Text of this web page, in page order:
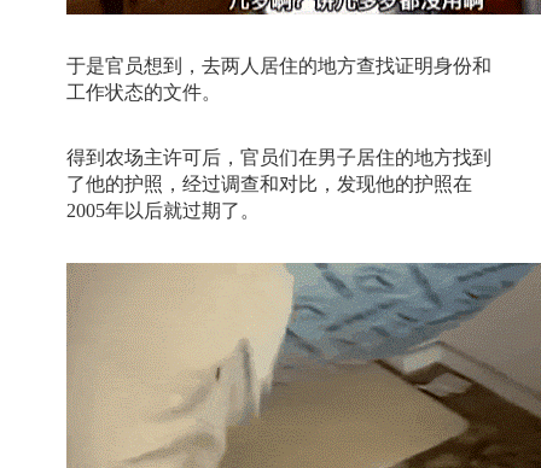
于是官员想到，去两人居住的地方查找证明身份和
工作状态的文件。
得到农场主许可后，官员们在男子居住的地方找到
了他的护照，经过调查和对比，发现他的护照在
2005年以后就过期了。